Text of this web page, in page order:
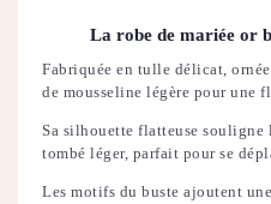
La robe de mariée or
Fabriquée en tulle délicat,
de mousseline légère pour une
Sa silhouette flatteuse
tombé léger, parfait pour se
Les motifs du buste ajoutent